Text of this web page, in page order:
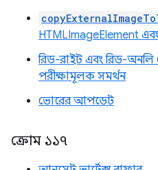
HTMLImageElement
রিড-রাইট এবং রিড-অনলি
পরীক্ষামূলক সমর্থন
ভোরের আপডেট
ক্রোম ১১৭